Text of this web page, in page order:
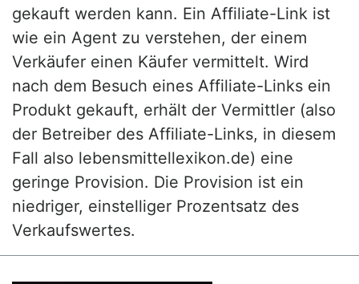
gekauft werden kann. Ein Affiliate-Link ist
wie ein Agent zu verstehen, der einem
Verkäufer einen Käufer vermittelt. Wird
nach dem Besuch eines Affiliate-Links ein
Produkt gekauft, erhält der Vermittler (also
der Betreiber des Affiliate-Links, in diesem
Fall also lebensmittellexikon.de) eine
geringe Provision. Die Provision ist ein
niedriger, einstelliger Prozentsatz des
Verkaufswertes.